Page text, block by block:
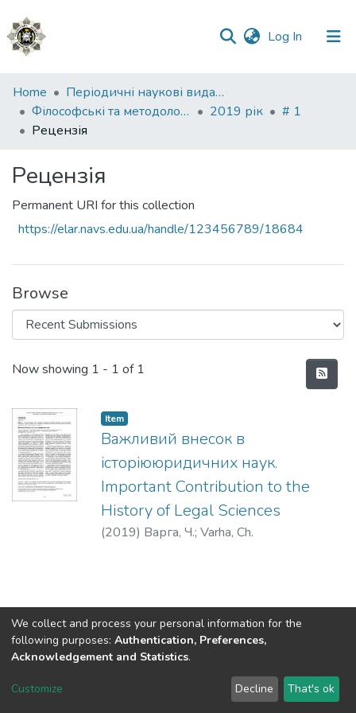
Log In (current)
Communities
&
Collections
Statistics
Home
Періодичні наукові видання НАВС
Філософські та методологічні проблеми права
2019 рік
# 1
Рецензія
Рецензія
Permanent URI for this collection
https://elar.navs.edu.ua/handle/123456789/18684
Browse
Recent Submissions
Now showing 1 - 1 of 1
Item
Важливий внесок в
історіююридичних наук.
Important Contribution to the
History of Legal Sciences
(2019) Варга, Ч.; Varha, Ch.
DSpace software copyright © 2002-2026 LYRASIS
Send Feedback
We collect and process your personal information for the
following purposes: Authentication, Preferences,
Acknowledgement and Statistics.
Customize Decline That's ok